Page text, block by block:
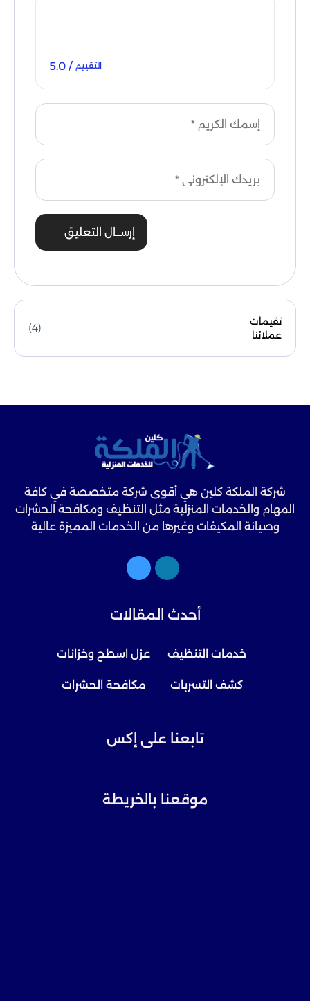
التقييم / 5.0
إرســال التعليق
تقيمات
عملائنا
(4)
شركة الملكة كلين هي أقوى شركة متخصصة في كافة
المهام والخدمات المنزلية مثل التنظيف ومكافحة الحشرات
وصيانة المكيفات وغيرها من الخدمات المميزة عالية
أحدث المقالات
خدمات التنظيف عزل اسطح وخزانات
كشف التسربات مكافحة الحشرات
تابعنا على إكس
موقعنا بالخريطة